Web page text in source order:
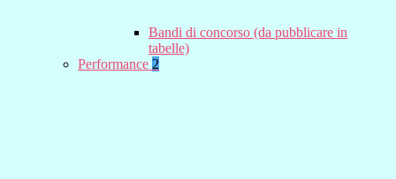
Bandi di concorso (da pubblicare in
tabelle)
Performance 2